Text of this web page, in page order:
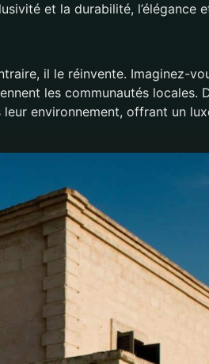
et la durabilité, l’élégance
il le réinvente. Imaginez-
les communautés locales.
environnement, offrant un